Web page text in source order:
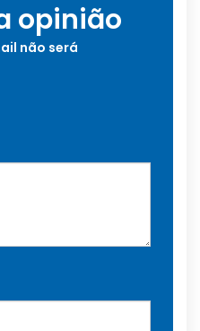
opinião
não será